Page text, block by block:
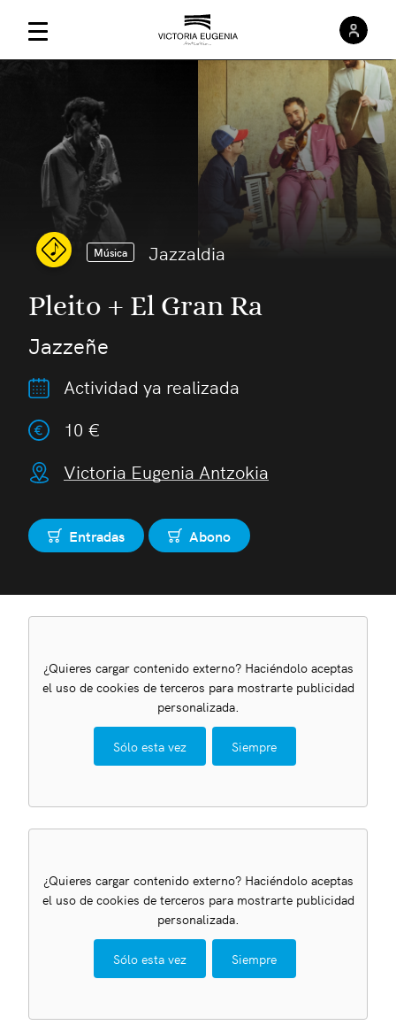
Menú Principal
Música Jazzaldia
Pleito + El Gran Ra
Jazzeñe
Actividad ya realizada
10 €
Victoria Eugenia Antzokia
Comprar
Entradas Comprar
Abono
¿Quieres cargar contenido externo? Haciéndolo aceptas
el uso de cookies de terceros para mostrarte publicidad
personalizada.
Sólo esta vez Siempre
¿Quieres cargar contenido externo? Haciéndolo aceptas
el uso de cookies de terceros para mostrarte publicidad
personalizada.
Sólo esta vez Siempre